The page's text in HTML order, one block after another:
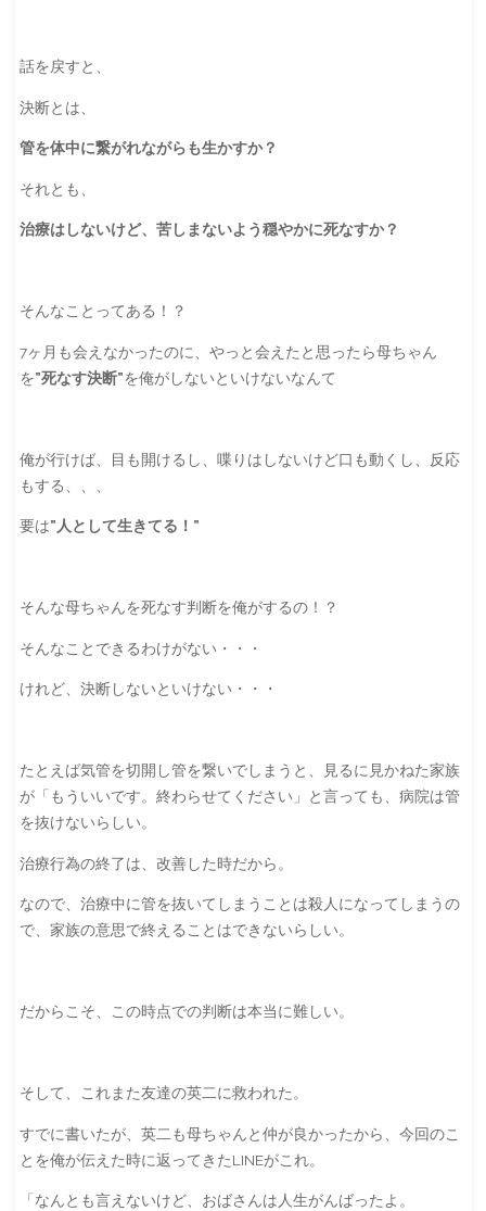
話を戻すと、
決断とは、
管を体中に繋がれながらも生かすか？
それとも、
治療はしないけど、苦しまないよう穏やかに死なすか？
そんなことってある！？
7ヶ月も会えなかったのに、やっと会えたと思ったら母ちゃん
を”死なす決断”を俺がしないといけないなんて
俺が行けば、目も開けるし、喋りはしないけど口も動くし、反応
もする、、、
要は”人として生きてる！”
そんな母ちゃんを死なす判断を俺がするの！？
そんなことできるわけがない・・・
けれど、決断しないといけない・・・
たとえば気管を切開し管を繋いでしまうと、見るに見かねた家族
が「もういいです。終わらせてください」と言っても、病院は管
を抜けないらしい。
治療行為の終了は、改善した時だから。
なので、治療中に管を抜いてしまうことは殺人になってしまうの
で、家族の意思で終えることはできないらしい。
だからこそ、この時点での判断は本当に難しい。
そして、これまた友達の英二に救われた。
すでに書いたが、英二も母ちゃんと仲が良かったから、今回のこ
とを俺が伝えた時に返ってきたLINEがこれ。
「なんとも言えないけど、おばさんは人生がんばったよ。